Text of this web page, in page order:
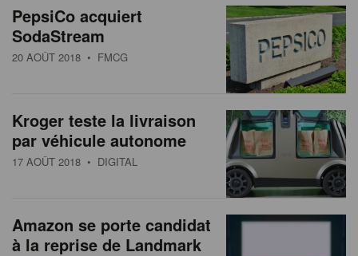
PepsiCo acquiert
SodaStream
20 AOÛT 2018 • FMCG
Kroger teste la livraison
par véhicule autonome
17 AOÛT 2018 • DIGITAL
Amazon se porte candidat
à la reprise de Landmark
a
t
i